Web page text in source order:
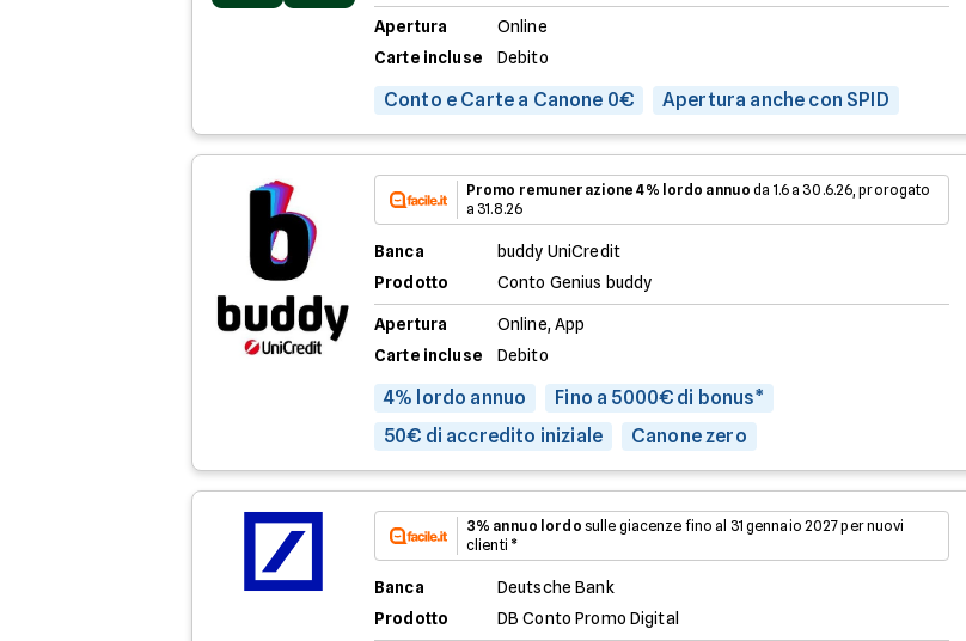
Apertura
Online
Carte incluse
Debito
Conto e Carte a Canone 0€ Apertura anche con SPID
Promo remunerazione 4% lordo annuo da 1.6 a 30.6.26, prorogato
a 31.8.26
Banca
buddy UniCredit
Prodotto
Conto Genius buddy
Apertura
Online, App
Carte incluse
Debito
4% lordo annuo
Fino a 5000€ di bonus*
50€ di accredito iniziale
Canone zero
3% annuo lordo sulle giacenze fino al 31 gennaio 2027 per nuovi
clienti *
Banca
Deutsche Bank
Prodotto
DB Conto Promo Digital